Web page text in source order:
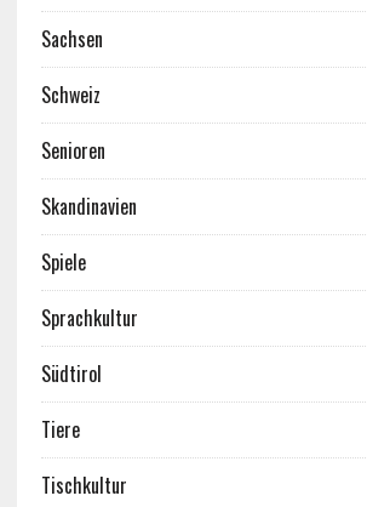
Sachsen
Schweiz
Senioren
Skandinavien
Spiele
Sprachkultur
Südtirol
Tiere
Tischkultur